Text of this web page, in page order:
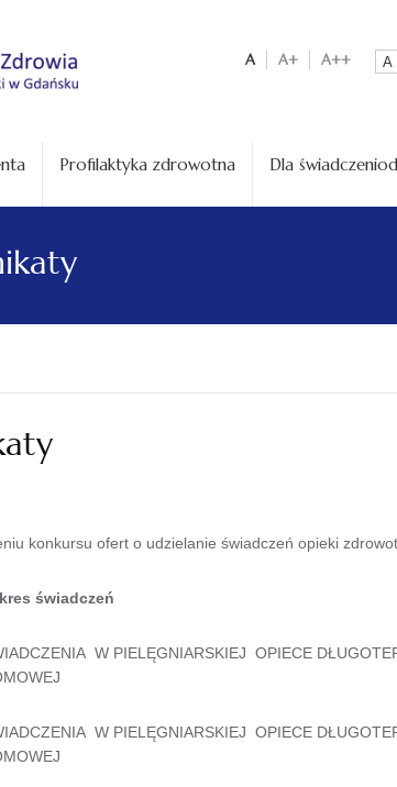
A A+ A++ A
Profilaktyka zdrowotna Dla
konkursu ofert o udzielanie świadczeń opieki
świadczeń
W PIELĘGNIARSKIEJ OPIECE
W PIELĘGNIARSKIEJ OPIECE